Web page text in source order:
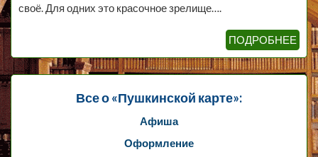
своё. Для одних это красочное зрелище….
ПОДРОБНЕЕ
Все о «Пушкинской карте»:
Афиша
Оформление